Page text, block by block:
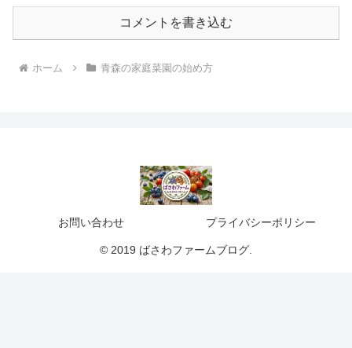
コメントを書き込む
ホーム 青森の家庭菜園の始め方
お問い合わせ プライバシーポリシー
© 2019 ばさわファームブログ.